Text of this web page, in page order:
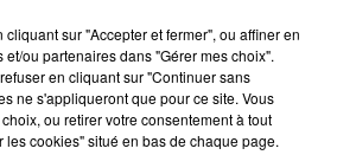
le Sud Voir plus
sur "Accepter et fermer", ou affiner en
ou partenaires dans "Gérer mes choix".
en cliquant sur "Continuer sans
ne s'appliqueront que pour ce site. Vous
ou retirer votre consentement à tout
les cookies" situé en bas de chaque page.